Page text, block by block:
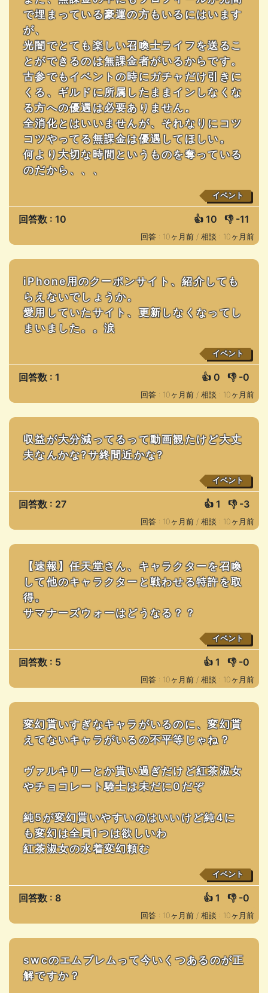
で埋まっている豪運の方もいるにはいます
が、
光闇でとても楽しい召喚士ライフを送るこ
とができるのは無課金者がいるからです。
古参でもイベントの時にガチャだけ引きに
くる、ギルドに所属したままインしなくな
る方への優遇は必要ありません。
全消化とはいいませんが、それなりにコツ
コツやってる無課金は優遇してほしい。
何より大切な時間というものを奪っている
のだから、、、
イベント
回答数 : 10 👍 10 👎 -11
回答 : 10ヶ月前 / 相談 : 10ヶ月前
iPhone用のクーポンサイト、紹介しても
らえないでしょうか。
愛用していたサイト、更新しなくなってし
まいました。。涙
イベント
回答数 : 1 👍 0 👎 -0
回答 : 10ヶ月前 / 相談 : 10ヶ月前
収益が大分減ってるって動画観たけど大丈
夫なんかな?サ終間近かな?
イベント
回答数 : 27 👍 1 👎 -3
回答 : 10ヶ月前 / 相談 : 10ヶ月前
【速報】任天堂さん、キャラクターを召喚
して他のキャラクターと戦わせる特許を取
得。
サマナーズウォーはどうなる？？
イベント
回答数 : 5 👍 1 👎 -0
回答 : 10ヶ月前 / 相談 : 10ヶ月前
変幻貰いすぎなキャラがいるのに、変幻貰
えてないキャラがいるの不平等じゃね？
ヴァルキリーとか貰い過ぎだけど紅茶淑女
やチョコレート騎士は未だに0だぞ
純5が変幻貰いやすいのはいいけど純4に
も変幻は全員1つは欲しいわ
紅茶淑女の水着変幻頼む
イベント
回答数 : 8 👍 1 👎 -0
回答 : 10ヶ月前 / 相談 : 10ヶ月前
swcのエムブレムって今いくつあるのが正
解ですか？